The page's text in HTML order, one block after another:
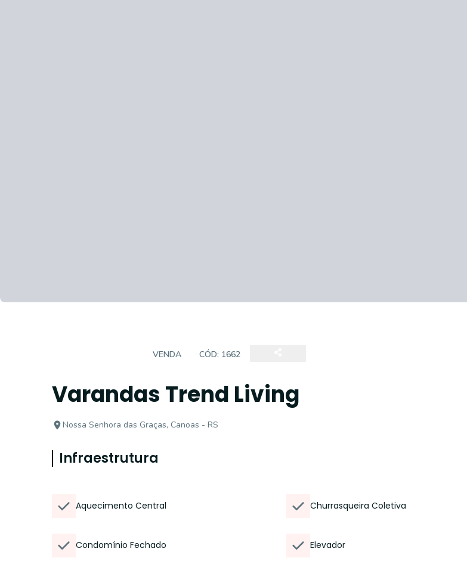
VENDA CÓD: 1662
Varandas Trend Living
Nossa Senhora das Graças, Canoas - RS
Infraestrutura
Aquecimento Central Churrasqueira Coletiva
Condomínio Fechado Elevador